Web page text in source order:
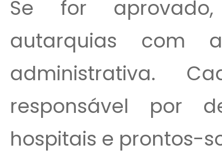
Se for
autarquias com
administrativa.
responsável por
hospitais e prontos-